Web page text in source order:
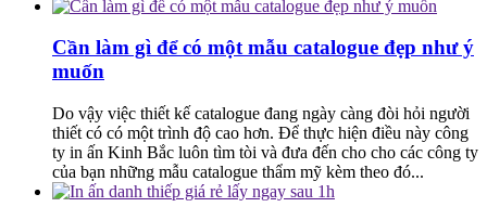
Cần làm gì để có một mẫu catalogue đẹp như ý
muốn
Do vậy việc thiết kế catalogue đang ngày càng đòi hỏi người
thiết có có một trình độ cao hơn. Để thực hiện điều này công
ty in ấn Kinh Bắc luôn tìm tòi và đưa đến cho cho các công ty
của bạn những mẫu catalogue thẩm mỹ kèm theo đó...